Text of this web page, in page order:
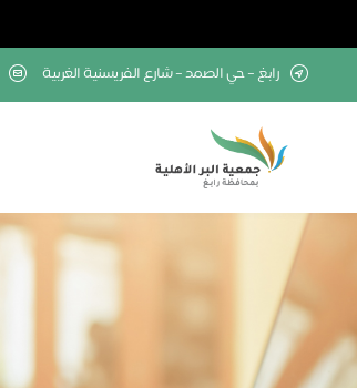
رابغ – حي الصمد – شارع الفريسنية الغربية